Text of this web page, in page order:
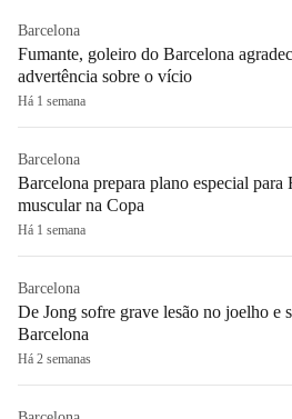
Barcelona
Fumante, goleiro do Barcelona
advertência sobre o vício
Há 1 semana
Barcelona
Barcelona prepara plano especial para
muscular na Copa
Há 1 semana
Barcelona
De Jong sofre grave lesão no joelho e
Barcelona
Há 2 semanas